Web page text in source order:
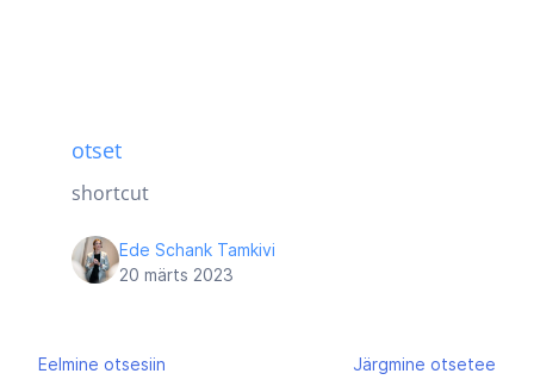
otset
shortcut
Ede Schank Tamkivi
20 märts 2023
Navigeerimine
Eelmine otsesiin Järgmine otsetee